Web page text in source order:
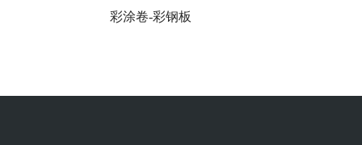
彩涂卷-彩钢板